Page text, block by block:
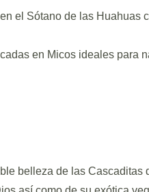
el Sótano de las Huahuas
en Micos ideales para
belleza de las Cascaditas